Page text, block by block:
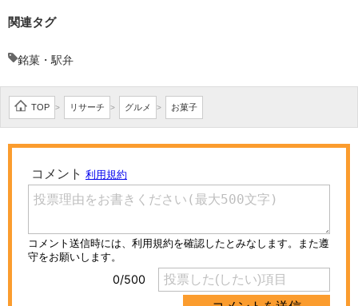
関連タグ
銘菓・駅弁
TOP > リサーチ > グルメ > お菓子